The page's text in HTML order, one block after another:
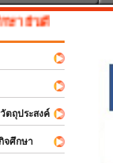
นดีต้อนรับ
ถุประสงค์
จศึกษา